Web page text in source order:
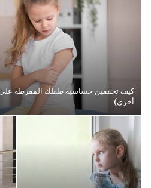
كيف تخففين حساسية طفلك المفرطة على
أخرى)